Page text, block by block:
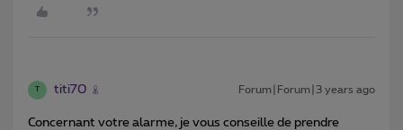
titi70 Forum|Forum|3 years ago
Concernant votre alarme, je vous conseille de prendre